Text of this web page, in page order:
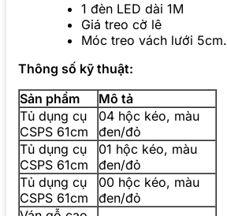
1 đèn LED dài 1M
Giá treo cờ lê
Móc treo vách lưới 5cm.
Thông số kỹ thuật:
Sản phẩm
Mô tả
Tủ dụng cụ
CSPS 61cm
04 hộc kéo, màu
đen/đỏ
Tủ dụng cụ
CSPS 61cm
01 hộc kéo, màu
đen/đỏ
Tủ dụng cụ
CSPS 61cm
00 hộc kéo, màu
đen/đỏ